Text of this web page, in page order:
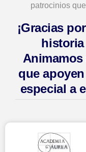
patrocinios
¡Gracias
que
especial a